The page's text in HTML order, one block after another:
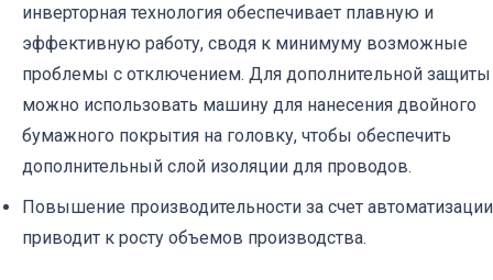
инверторная технология обеспечивает плавную и
эффективную работу, сводя к минимуму возможные
проблемы с отключением. Для дополнительной защиты
можно использовать машину для нанесения двойного
бумажного покрытия на головку, чтобы обеспечить
дополнительный слой изоляции для проводов.
Повышение производительности за счет автоматизации
приводит к росту объемов производства.